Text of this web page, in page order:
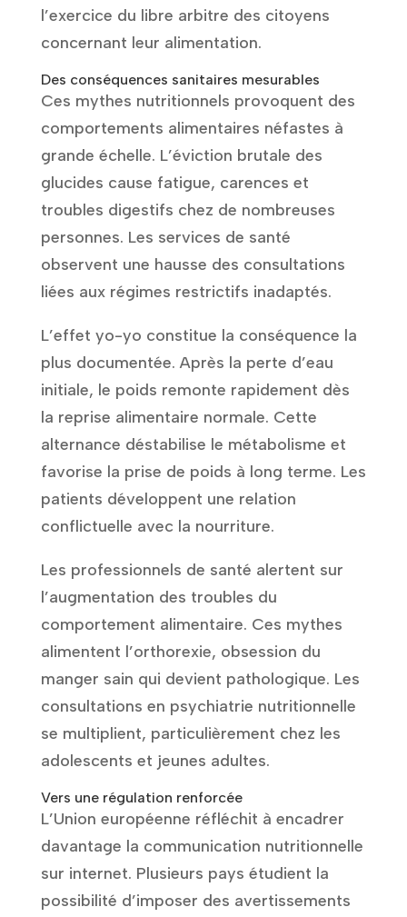
l’exercice du libre arbitre des citoyens
concernant leur alimentation.
Des conséquences sanitaires mesurables
Ces mythes nutritionnels provoquent des
comportements alimentaires néfastes à
grande échelle. L’éviction brutale des
glucides cause fatigue, carences et
troubles digestifs chez de nombreuses
personnes. Les services de santé
observent une hausse des consultations
liées aux régimes restrictifs inadaptés.
L’effet yo-yo constitue la conséquence la
plus documentée. Après la perte d’eau
initiale, le poids remonte rapidement dès
la reprise alimentaire normale. Cette
alternance déstabilise le métabolisme et
favorise la prise de poids à long terme. Les
patients développent une relation
conflictuelle avec la nourriture.
Les professionnels de santé alertent sur
l’augmentation des troubles du
comportement alimentaire. Ces mythes
alimentent l’orthorexie, obsession du
manger sain qui devient pathologique. Les
consultations en psychiatrie nutritionnelle
se multiplient, particulièrement chez les
adolescents et jeunes adultes.
Vers une régulation renforcée
L’Union européenne réfléchit à encadrer
davantage la communication nutritionnelle
sur internet. Plusieurs pays étudient la
possibilité d’imposer des avertissements